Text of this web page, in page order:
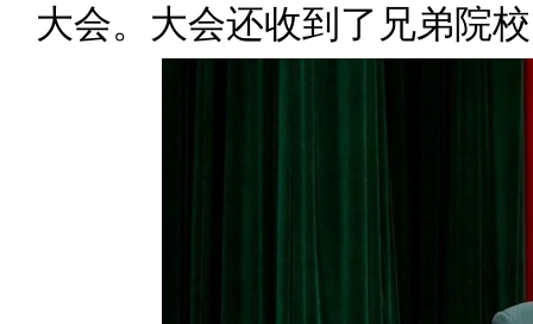
大会。大会还收到了兄弟院